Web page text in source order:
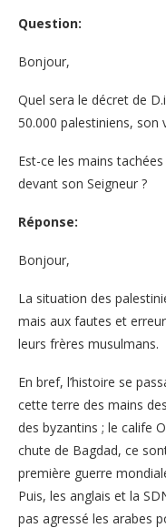
Question:
Bonjour,
Quel sera le décret de
50.000 palestiniens, son
Est-ce les mains
devant son Seigneur ?
Réponse:
Bonjour,
La situation des
mais aux fautes et
leurs frères musulmans.
En bref, l’histoire se
cette terre des mains
des byzantins ; le calife
chute de Bagdad, ce
première guerre
Puis, les anglais et la
pas agressé les arabes